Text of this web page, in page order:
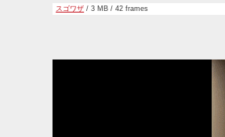
スゴワザ / 3 MB / 42 frames